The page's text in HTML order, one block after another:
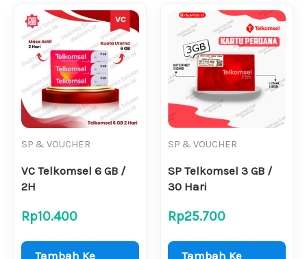
SP & VOUCHER
VC Telkomsel 6 GB /
2H
Rp10.400
Tambah Ke
SP & VOUCHER
SP Telkomsel 3 GB /
30 Hari
Rp25.700
Tambah Ke